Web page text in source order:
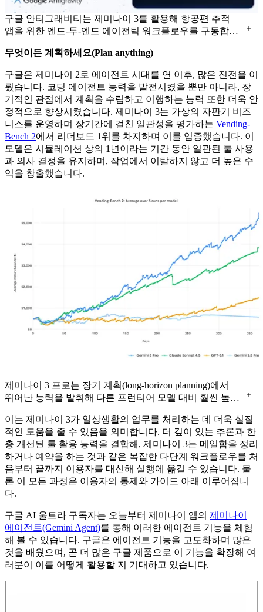
구글 안티그래비티는 제미나이 3를 활용해 항공편 추적
앱을 위한 엔드-투-엔드 에이전틱 워크플로우를 구동합니
이션을 스스로 계획하고, 코딩하며, 실행을 검증합니다.
무엇이든 계획하세요(Plan anything)
구글은 제미나이 2로 에이전트 시대를 연 이후, 많은 진전을 이
뤘습니다. 코딩 에이전트 능력을 발전시켰을 뿐만 아니라, 장
기적인 관점에서 계획을 수립하고 이행하는 능력 또한 더욱 안
정적으로 향상시켰습니다. 제미나이 3는 가상의 자판기 비즈
니스를 운영하며 장기간에 걸친 일관성을 평가하는 Vending-
Bench 2에서 리더보드 1위를 차지하며 이를 입증했습니다. 이
모델은 시뮬레이션 상의 1년이라는 기간 동안 일관된 툴 사용
과 의사 결정을 유지하며, 작업에서 이탈하지 않고 더 높은 수
익을 창출했습니다.
제미나이 3 프로는 장기 계획(long-horizon planning)에서
뛰어난 능력을 발휘해 다른 프런티어 모델 대비 훨씬 높은
이는 제미나이 3가 일상생활의 업무를 처리하는 데 더욱 실질
적인 도움을 줄 수 있음을 의미합니다. 더 깊이 있는 추론과 한
층 개선된 툴 활용 능력을 결합해, 제미나이 3는 메일함을 정리
하거나 예약을 하는 것과 같은 복잡한 다단계 워크플로우를 처
음부터 끝까지 이용자를 대신해 실행에 옮길 수 있습니다. 물
론 이 모든 과정은 이용자의 통제와 가이드 아래 이루어집니
다.
구글 AI 울트라 구독자는 오늘부터 제미나이 앱의 제미나이
에이전트(Gemini Agent)를 통해 이러한 에이전트 기능을 체험
해 볼 수 있습니다. 구글은 에이전트 기능을 고도화하며 많은
것을 배웠으며, 곧 더 많은 구글 제품으로 이 기능을 확장해 여
러분이 이를 어떻게 활용할 지 기대하고 있습니다.